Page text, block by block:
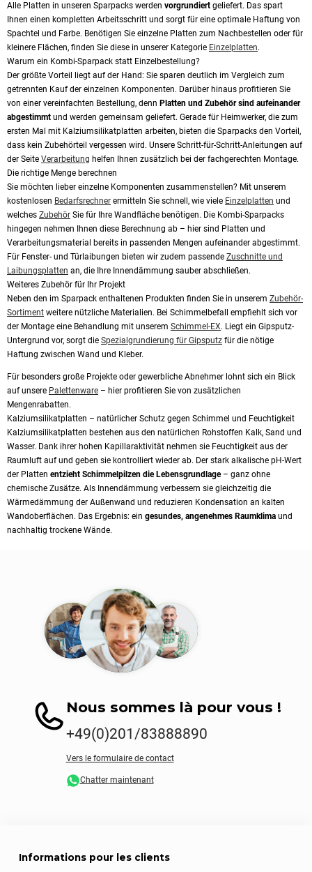
Alle Platten in unseren Sparpacks werden vorgrundiert geliefert. Das spart
Ihnen einen kompletten Arbeitsschritt und sorgt für eine optimale Haftung von
Spachtel und Farbe. Benötigen Sie einzelne Platten zum Nachbestellen oder für
kleinere Flächen, finden Sie diese in unserer Kategorie Einzelplatten.
Warum ein Kombi-Sparpack statt Einzelbestellung?
Der größte Vorteil liegt auf der Hand: Sie sparen deutlich im Vergleich zum
getrennten Kauf der einzelnen Komponenten. Darüber hinaus profitieren Sie
von einer vereinfachten Bestellung, denn Platten und Zubehör sind aufeinander
abgestimmt und werden gemeinsam geliefert. Gerade für Heimwerker, die zum
ersten Mal mit Kalziumsilikatplatten arbeiten, bieten die Sparpacks den Vorteil,
dass kein Zubehörteil vergessen wird. Unsere Schritt-für-Schritt-Anleitungen auf
der Seite Verarbeitung helfen Ihnen zusätzlich bei der fachgerechten Montage.
Die richtige Menge berechnen
Sie möchten lieber einzelne Komponenten zusammenstellen? Mit unserem
kostenlosen Bedarfsrechner ermitteln Sie schnell, wie viele Einzelplatten und
welches Zubehör Sie für Ihre Wandfläche benötigen. Die Kombi-Sparpacks
hingegen nehmen Ihnen diese Berechnung ab – hier sind Platten und
Verarbeitungsmaterial bereits in passenden Mengen aufeinander abgestimmt.
Für Fenster- und Türlaibungen bieten wir zudem passende Zuschnitte und
Laibungsplatten an, die Ihre Innendämmung sauber abschließen.
Weiteres Zubehör für Ihr Projekt
Neben den im Sparpack enthaltenen Produkten finden Sie in unserem Zubehör-
Sortiment weitere nützliche Materialien. Bei Schimmelbefall empfiehlt sich vor
der Montage eine Behandlung mit unserem Schimmel-EX. Liegt ein Gipsputz-
Untergrund vor, sorgt die Spezialgrundierung für Gipsputz für die nötige
Haftung zwischen Wand und Kleber.
Für besonders große Projekte oder gewerbliche Abnehmer lohnt sich ein Blick
auf unsere Palettenware – hier profitieren Sie von zusätzlichen
Mengenrabatten.
Kalziumsilikatplatten – natürlicher Schutz gegen Schimmel und Feuchtigkeit
Kalziumsilikatplatten bestehen aus den natürlichen Rohstoffen Kalk, Sand und
Wasser. Dank ihrer hohen Kapillaraktivität nehmen sie Feuchtigkeit aus der
Raumluft auf und geben sie kontrolliert wieder ab. Der stark alkalische pH-Wert
der Platten entzieht Schimmelpilzen die Lebensgrundlage– ganz ohne
chemische Zusätze. Als Innendämmung verbessern sie gleichzeitig die
Wärmedämmung der Außenwand und reduzieren Kondensation an kalten
Wandoberflächen. Das Ergebnis: ein gesundes, angenehmes Raumklima und
nachhaltig trockene Wände.
Nous sommes là pour vous !
+49(0)201/83888890
Vers le formulaire de contact
Chatter maintenant
Informations pour les clients